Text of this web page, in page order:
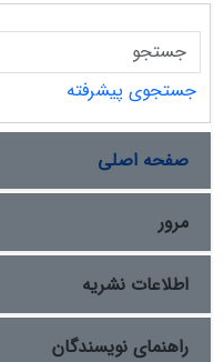
جستجوی پیشرفته
صفحه اصلی
مرور
اطلاعات نشریه
راهنمای نویسندگان